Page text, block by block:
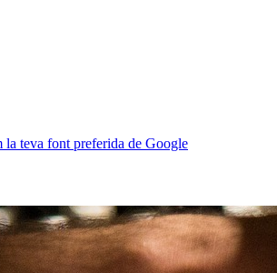
teva font preferida de Google